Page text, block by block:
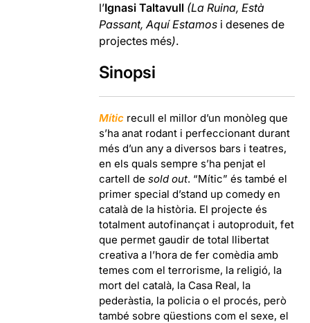
l’Ignasi Taltavull (La Ruina, Està
Passant, Aquí Estamos i desenes de
projectes més).
Sinopsi
Mític recull el millor d’un monòleg que
s’ha anat rodant i perfeccionant durant
més d’un any a diversos bars i teatres,
en els quals sempre s’ha penjat el
cartell desold out. “Mític” és també el
primer special d’stand up comedy en
català de la història. El projecte és
totalment autofinançat i autoproduit, fet
que permet gaudir de total llibertat
creativa a l’hora de fer comèdia amb
temes com el terrorisme, la religió, la
mort del català, la Casa Real, la
pederàstia, la policia o el procés, però
també sobre qüestions com el sexe, el